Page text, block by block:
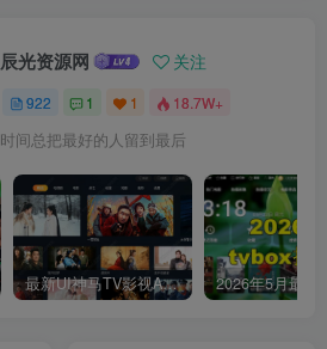
辰光资源网 关注
922 1 1 18.7W+
时间总把最好的人留到最后
最新UI神马TV影视APP源码 乐檬影视苹果CMS后台 包含前后端源码